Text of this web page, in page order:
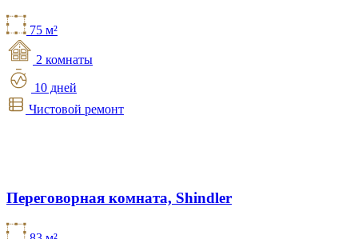
75 м²
2 комнаты
10 дней
Чистовой ремонт
Переговорная комната, Shindler